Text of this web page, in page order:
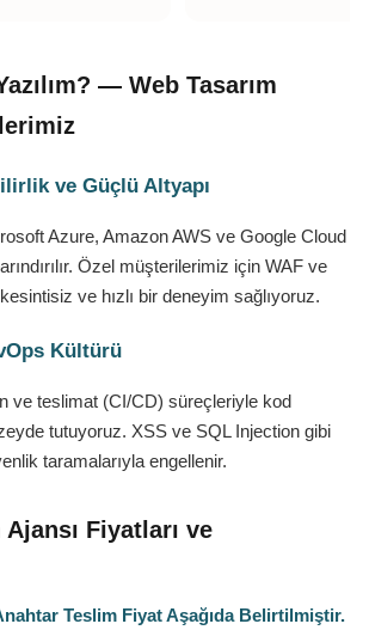
— Web Tasarım
ve Güçlü Altyapı
Azure, Amazon AWS ve Google Cloud
Özel müşterilerimiz için WAF ve
ve hızlı bir deneyim sağlıyoruz.
Kültürü
ve teslimat (CI/CD) süreçleriyle kod
tutuyoruz. XSS ve SQL Injection gibi
taramalarıyla engellenir.
Ajansı Fiyatları ve
Teslim Fiyat Aşağıda Belirtilmiştir.